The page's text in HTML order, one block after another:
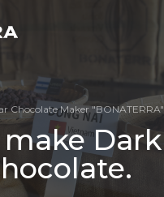
Chocolate Maker "BONATERRA"
make Dark